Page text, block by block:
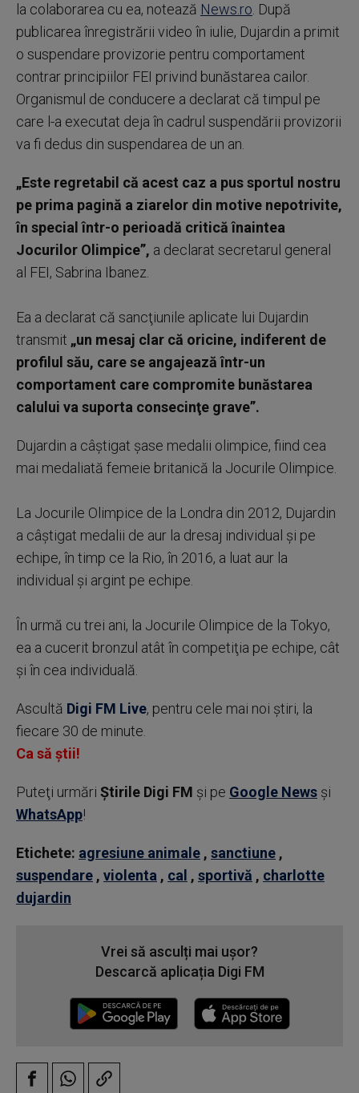
la colaborarea cu ea, notează News.ro . După
publicarea înregistrării video în iulie, Dujardin a primit
o suspendare provizorie pentru comportament
contrar principiilor FEI privind bunăstarea cailor.
Organismul de conducere a declarat că timpul pe
care l-a executat deja în cadrul suspendării provizorii
va fi dedus din suspendarea de un an.
„Este regretabil că acest caz a pus sportul nostru
pe prima pagină a ziarelor din motive nepotrivite,
în special într-o perioadă critică înaintea
Jocurilor Olimpice”, a declarat secretarul general
al FEI, Sabrina Ibanez.
Ea a declarat că sancţiunile aplicate lui Dujardin
transmit „un mesaj clar că oricine, indiferent de
profilul său, care se angajează într-un
comportament care compromite bunăstarea
calului va suporta consecinţe grave”.
Dujardin a câştigat şase medalii olimpice, fiind cea
mai medaliată femeie britanică la Jocurile Olimpice.
La Jocurile Olimpice de la Londra din 2012, Dujardin
a câştigat medalii de aur la dresaj individual şi pe
echipe, în timp ce la Rio, în 2016, a luat aur la
individual şi argint pe echipe.
În urmă cu trei ani, la Jocurile Olimpice de la Tokyo,
ea a cucerit bronzul atât în competiţia pe echipe, cât
şi în cea individuală.
Ascultă Digi FM Live, pentru cele mai noi știri, la
fiecare 30 de minute.
Ca să știi!
Puteţi urmări Știrile Digi FM şi pe Google News şi
WhatsApp!
Etichete: agresiune animale , sanctiune ,
suspendare , violenta , cal , sportivă , charlotte
dujardin
Vrei să asculți mai ușor?
Descarcă aplicația Digi FM